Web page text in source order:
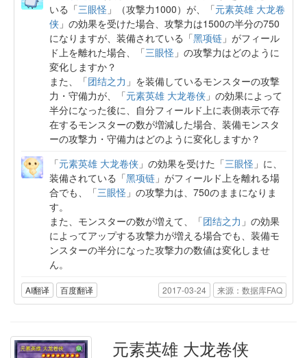
いる「三眼怪 」（攻撃力1000）が、「元素英雄 大龙卷
侠 」の効果を受けた場合、攻撃力は1500の半分の750
になりますが、装備されている「黑项链 」がフィール
ド上を離れた場合、「三眼怪 」の攻撃力はどのように
変化しますか？
また、「团结之力 」を装備しているモンスターの攻撃
力・守備力が、「元素英雄 大龙卷侠 」の効果によって
半分になった後に、自分フィールド上に表側表示で存
在するモンスターの数が増減した場合、装備モンスタ
ーの攻撃力・守備力はどのように変化しますか？
「元素英雄 大龙卷侠 」の効果を受けた「三眼怪 」に、
装備されている「黑项链 」がフィールド上を離れる場
合でも、「三眼怪 」の攻撃力は、750のままになりま
す。
また、モンスターの数が増えて、「团结之力 」の効果
によってアップする攻撃力が増える場合でも、装備モ
ンスターの半分になった攻撃力の数値は変化しませ
ん。
AI翻译 百度翻译 2017-03-24 来源：数据库FAQ
元素英雄 大龙卷侠